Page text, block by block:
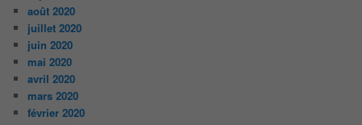
août 2020
juillet 2020
juin 2020
mai 2020
avril 2020
mars 2020
février 2020